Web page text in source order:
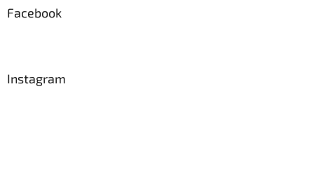
Facebook
Instagram